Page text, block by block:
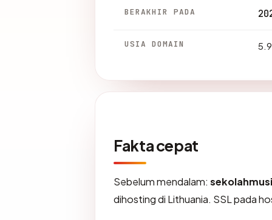
BERAKHIR PADA
USIA DOMAIN
Fakta cepat
Sebelum mendalam:
dihosting di Lithuania. SSL pada